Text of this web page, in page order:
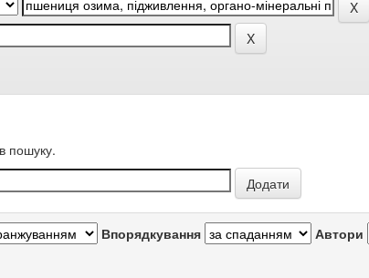
пошуку.
Впорядкування Автори